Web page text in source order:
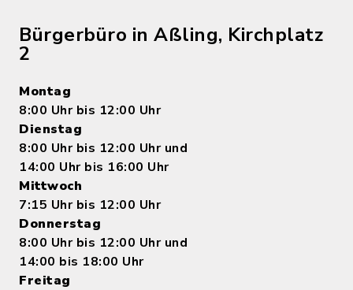
Bürgerbüro in Aßling, Kirchplatz
2
Montag
8:00 Uhr bis 12:00 Uhr
Dienstag
8:00 Uhr bis 12:00 Uhr und
14:00 Uhr bis 16:00 Uhr
Mittwoch
7:15 Uhr bis 12:00 Uhr
Donnerstag
8:00 Uhr bis 12:00 Uhr und
14:00 bis 18:00 Uhr
Freitag